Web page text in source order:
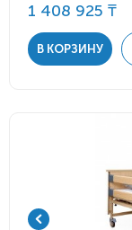
1 408 925 ₸
В КОРЗИНУ